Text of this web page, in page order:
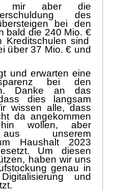
mir aber die
des
bersteigen bei den
bald die 240 Mio. €
Kreditschulen sind
über 37 Mio. € und
und erwarten eine
bei den
Danke an das
dies langsam
wissen alle, dass
da angekommen
wollen, aber
unserem
Haushalt 2023
Um diesen
tzen, haben wir uns
genau in
und